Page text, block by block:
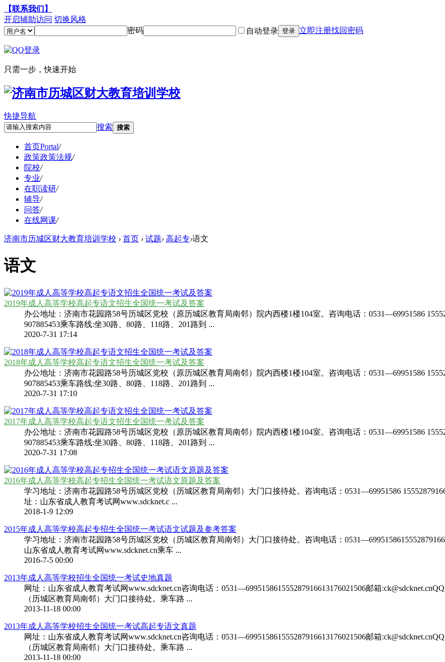
【联系我们】
开启辅助访问 切换风格
密码
自动登录 登录 立即注册找回密码
只需一步，快速开始
快捷导航
搜索 搜索
首页Portal/
政策政策法规/
院校/
专业/
在职读研/
辅导/
问答/
在线网课/
济南市历城区财大教育培训学校 › 首页 › 试题› 高起专›语文
语文
2019年成人高等学校高起专语文招生全国统一考试及答案
办公地址：济南市花园路58号历城区党校（原历城区教育局南邻）院内西楼1楼104室。咨询电话：0531—69951586
907885453乘车路线:坐30路、80路、118路、201路到 ...
2020-7-31 17:14
2018年成人高等学校高起专语文招生全国统一考试及答案
办公地址：济南市花园路58号历城区党校（原历城区教育局南邻）院内西楼1楼104室。咨询电话：0531—69951586
907885453乘车路线:坐30路、80路、118路、201路到 ...
2020-7-31 17:10
2017年成人高等学校高起专语文招生全国统一考试及答案
办公地址：济南市花园路58号历城区党校（原历城区教育局南邻）院内西楼1楼104室。咨询电话：0531—69951586
907885453乘车路线:坐30路、80路、118路、201路到 ...
2020-7-31 17:08
2016年成人高等学校高起专招生全国统一考试语文原题及答案
学习地址：济南市花园路58号历城区党校（历城区教育局南邻）大门口接待处。咨询电话：0531—69951586 15552879166
址：山东省成人教育考试网www.sdcknet.c ...
2018-1-9 12:09
2015年成人高等学校高起专招生全国统一考试语文试题及参考答案
学习地址：济南市花园路58号历城区党校（历城区教育局南邻）大门口接待处。咨询电话：
山东省成人教育考试网www.sdcknet.cn乘车 ...
2016-7-5 00:00
2013年成人高等学校招生全国统一考试史地真题
网址：山东省成人教育考试网www.sdcknet.cn咨询电话：0531—699515861555287916613176021506邮箱
（历城区教育局南邻）大门口接待处。乘车路 ...
2013-11-18 00:00
2013年成人高等学校招生全国统一考试高起专语文真题
网址：山东省成人教育考试网www.sdcknet.cn咨询电话：0531—699515861555287916613176021506邮箱
（历城区教育局南邻）大门口接待处。乘车路 ...
2013-11-18 00:00